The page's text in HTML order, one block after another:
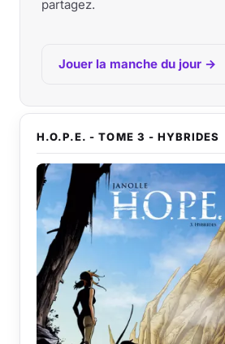
partagez.
Jouer la manche du jour →
H.O.P.E. - TOME 3 - HYBRIDES